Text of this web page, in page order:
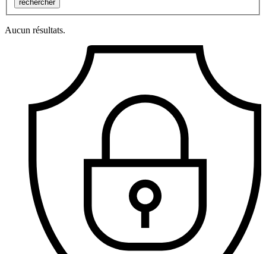
rechercher
Aucun résultats.